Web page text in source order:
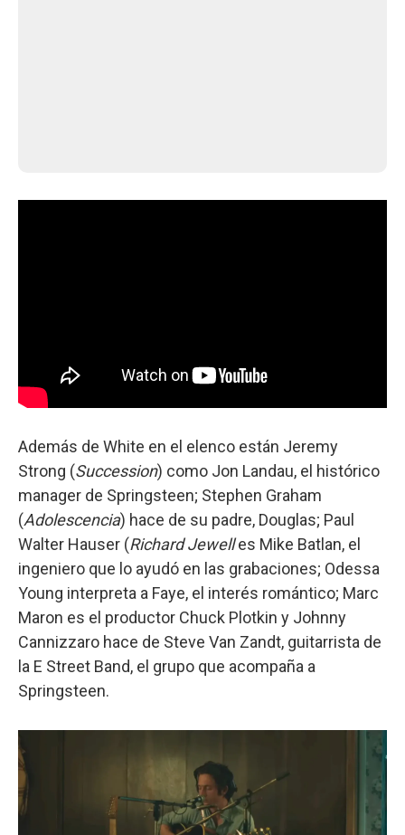
Además de White en el elenco están Jeremy
Strong (Succession) como Jon Landau, el histórico
manager de Springsteen; Stephen Graham
(Adolescencia) hace de su padre, Douglas; Paul
Walter Hauser (Richard Jewelles Mike Batlan, el
ingeniero que lo ayudó en las grabaciones; Odessa
Young interpreta a Faye, el interés romántico; Marc
Maron es el productor Chuck Plotkin y Johnny
Cannizzaro hace de Steve Van Zandt, guitarrista de
la E Street Band, el grupo que acompaña a
Springsteen.